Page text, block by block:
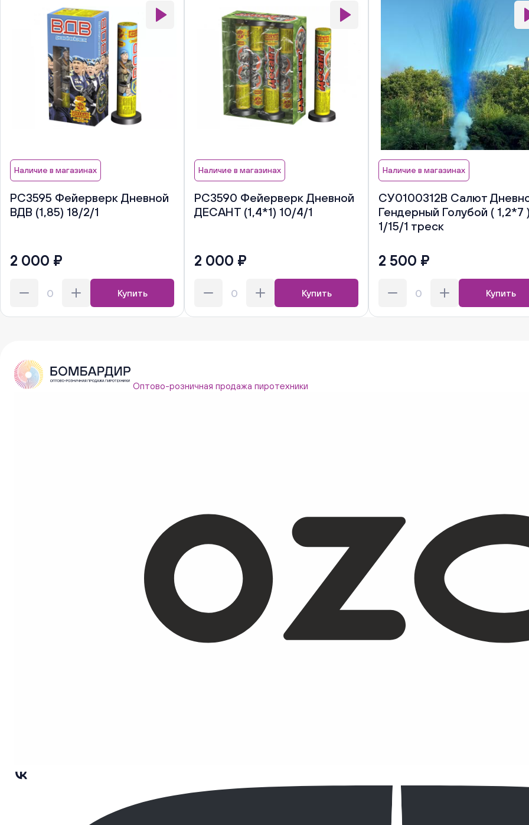
Наличие в магазинах
РС3595 Фейерверк Дневной
ВДВ (1,85) 18/2/1
2 000 ₽
Купить
Наличие в магазинах
РС3590 Фейерверк Дневной
ДЕСАНТ (1,4*1) 10/4/1
2 000 ₽
Купить
Наличие в магазинах
СУ0100312В Салют
Гендерный Голубой ( 1,2*7 )
1/15/1 треск
2 500 ₽
Купить
Оптово-розничная продажа пиротехники